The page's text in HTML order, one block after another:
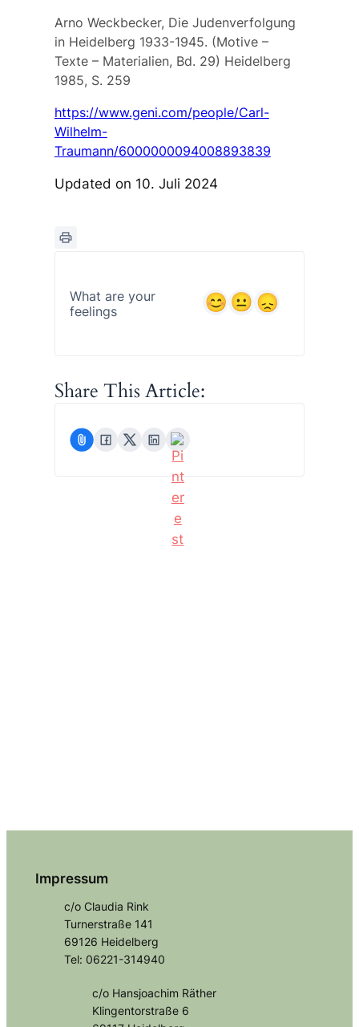
Arno Weckbecker, Die Judenverfolgung
in Heidelberg 1933-1945. (Motive –
Texte – Materialien, Bd. 29) Heidelberg
1985, S. 259
https://www.geni.com/people/Carl-
Wilhelm-
Traumann/6000000094008893839
Updated on 10. Juli 2024
What are your
feelings
Share This Article:
Impressum
c/o Claudia Rink
Turnerstraße 141
69126 Heidelberg
Tel: 06221-314940
c/o Hansjoachim Räther
Klingentorstraße 6